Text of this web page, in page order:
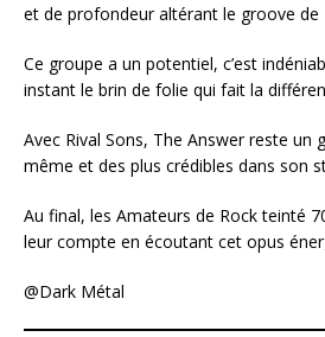
et de profondeur altérant le groove de
Ce groupe a un potentiel, c’est
instant le brin de folie qui fait la
Avec Rival Sons, The Answer reste un
même et des plus crédibles dans son
Au final, les Amateurs de Rock teinté
leur compte en écoutant cet opus
@Dark Métal